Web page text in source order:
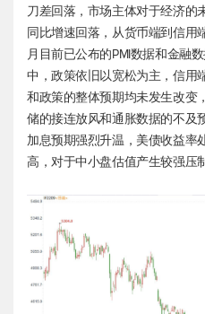
刀差回落，市场主体对于经济的
同比增速回落，从货币端到信用
月目前已公布的PMI数据和金融
中，政策依旧以宽松为主，信用
和政策的整体预期均未发生改变
储的接连放风和通胀数据的不及
加息预期强烈升温，美债收益率
高，对于中小盘估值产生较强压制